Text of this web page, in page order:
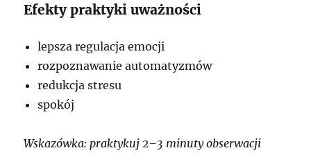
Efekty praktyki uważności
lepsza regulacja emocji
rozpoznawanie automatyzmów
redukcja stresu
spokój
Wskazówka: praktykuj 2–3 minuty obserwacji